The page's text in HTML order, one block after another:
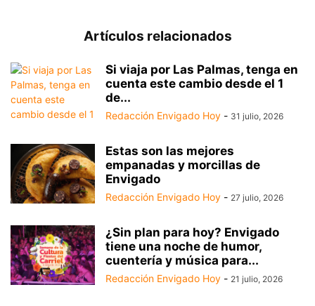
Artículos relacionados
Si viaja por Las Palmas, tenga en
cuenta este cambio desde el 1
de...
Redacción Envigado Hoy - 31 julio, 2026
Estas son las mejores
empanadas y morcillas de
Envigado
Redacción Envigado Hoy - 27 julio, 2026
¿Sin plan para hoy? Envigado
tiene una noche de humor,
cuentería y música para...
Redacción Envigado Hoy - 21 julio, 2026